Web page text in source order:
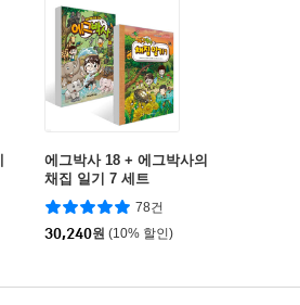
에그박사 18 + 에그박사의
채집 일기 7 세트
78건
30,240원 (10% 할인)